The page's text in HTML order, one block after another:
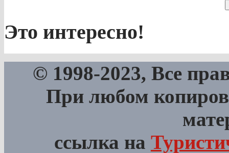
Это интересно!
© 1998-2023, Все
При любом
ссылка на